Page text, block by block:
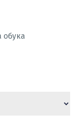
обука